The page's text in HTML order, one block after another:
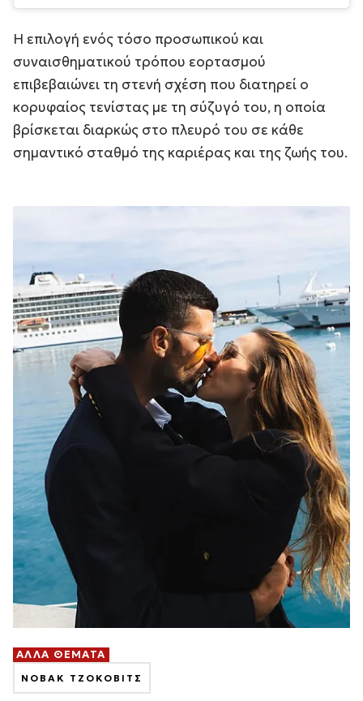
Η επιλογή ενός τόσο προσωπικού και
συναισθηματικού τρόπου εορτασμού
επιβεβαιώνει τη στενή σχέση που διατηρεί ο
κορυφαίος τενίστας με τη σύζυγό του, η οποία
βρίσκεται διαρκώς στο πλευρό του σε κάθε
σημαντικό σταθμό της καριέρας και της ζωής του.
ΑΛΛΑ ΘΕΜΑΤΑ
ΝΟΒΑΚ ΤΖΟΚΟΒΙΤΣ